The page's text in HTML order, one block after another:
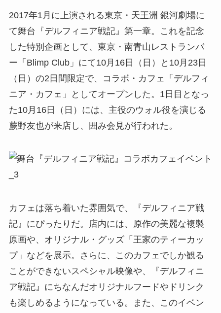
2017年1月に上演される東京・天王洲 銀河劇場に
て舞台『デルフィニア戦記』第一章。これを記念
した特別企画として、東京・南青山レストランバ
ー「Blimp Club」にて10月16日（日）と10月23日
（日）の2日間限定で、コラボ・カフェ「デルフィ
ニア・カフェ」としてオープンした。1日目となっ
た10月16日（日）には、主役のウォル役を演じる
蕨野友也が来店し、囲み会見が行われた。
カフェは落ち着いた雰囲気で、『デルフィニア戦
記』にぴったりだ。店内には、原作の美麗な複製
原画や、オリジナル・グッズ「王家のティーカッ
プ」などを展示。さらに、このカフェでしか観る
ことができないスペシャル映像や、『デルフィニ
ア戦記』にちなんだオリジナルフードやドリンク
も楽しめるようになっている。また、このイベン